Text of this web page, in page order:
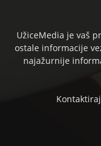
UžiceMedia je vaš
ostale informacije
najažurnije